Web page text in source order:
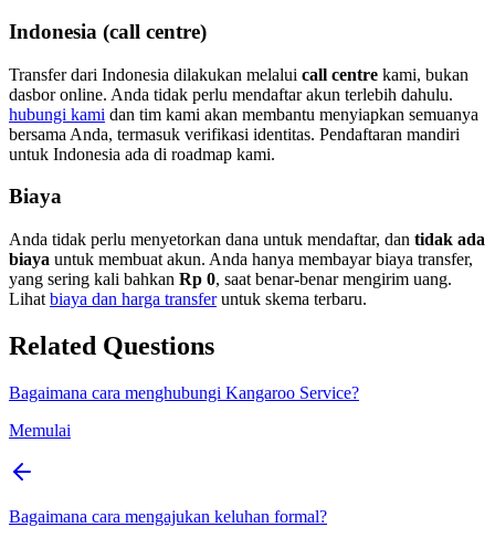
Indonesia (call centre)
Transfer dari Indonesia dilakukan melalui call centre kami, bukan
dasbor online. Anda tidak perlu mendaftar akun terlebih dahulu.
hubungi kami dan tim kami akan membantu menyiapkan semuanya
bersama Anda, termasuk verifikasi identitas. Pendaftaran mandiri
untuk Indonesia ada di roadmap kami.
Biaya
Anda tidak perlu menyetorkan dana untuk mendaftar, dan tidak ada
biaya untuk membuat akun. Anda hanya membayar biaya transfer,
yang sering kali bahkan Rp 0, saat benar-benar mengirim uang.
Lihat biaya dan harga transferuntuk skema terbaru.
Related Questions
Bagaimana cara menghubungi Kangaroo Service?
Memulai
Bagaimana cara mengajukan keluhan formal?